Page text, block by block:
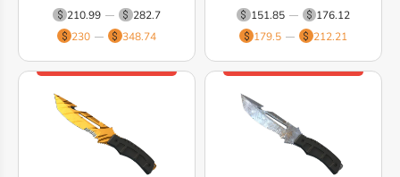
210.99
282.7
230
348.74
151.85
176.12
179.5
212.21